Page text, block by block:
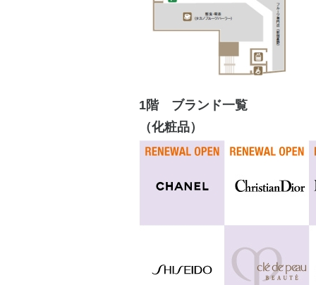
1階 ブランド一覧
（化粧品）